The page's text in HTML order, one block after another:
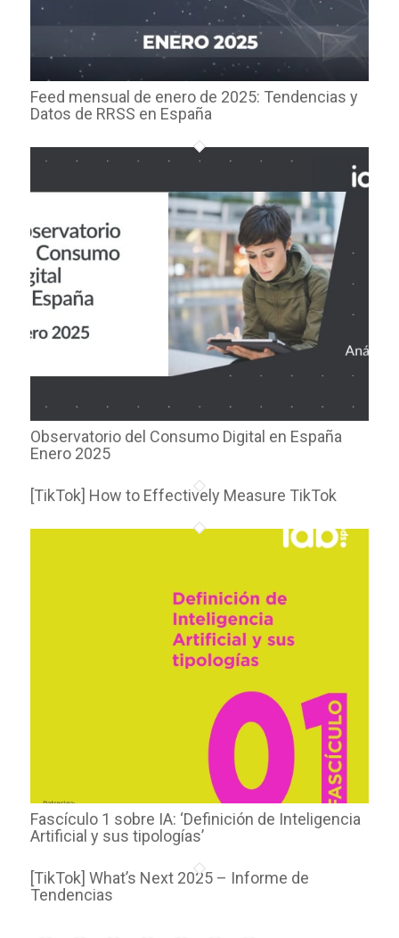
Feed mensual de enero de 2025: Tendencias y
Datos de RRSS en España
Observatorio del Consumo Digital en España
Enero 2025
[TikTok] How to Effectively Measure TikTok
Fascículo 1 sobre IA: ‘Definición de Inteligencia
Artificial y sus tipologías’
[TikTok] What’s Next 2025 – Informe de
Tendencias